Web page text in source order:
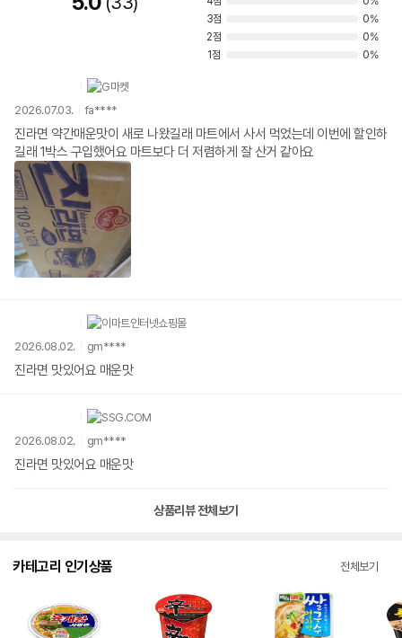
3점
0%
2점
0%
1점
0%
2026.07.03. fa****
진라면 약간매운맛이 새로 나왔길래 마트에서 사서 먹었는데 이번에 할인하
길래 1박스 구입했어요 마트보다 더 저렴하게 잘 산거 같아요
2026.08.02. gm****
진라면 맛있어요 매운맛
2026.08.02. gm****
진라면 맛있어요 매운맛
상품리뷰 전체보기
카테고리 인기상품 전체보기